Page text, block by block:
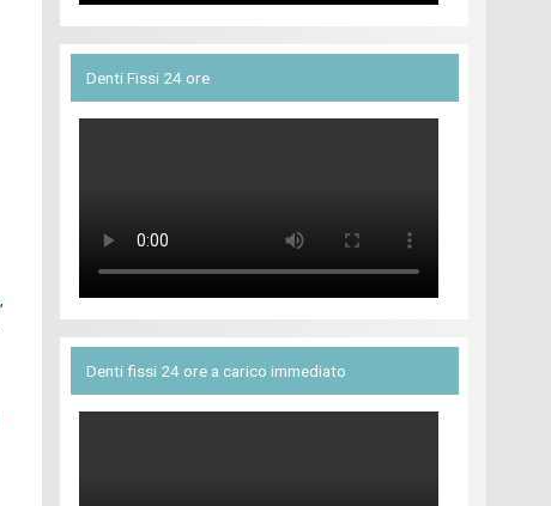
Denti Fissi 24 ore
Denti fissi 24 ore a carico immediato